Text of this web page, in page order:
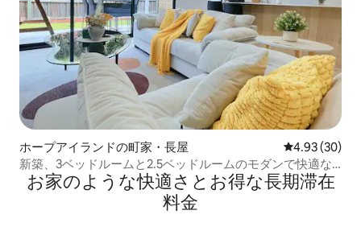
ホープアイランドの町家・長屋 レビュー30
4.93 (30)
新築、3ベッドルームと2.5ベッドルームのモダンで快適な
家、Wi-Fi、ガレージ。
お家のような快⁠適⁠さ⁠とお⁠得⁠な長⁠期⁠滞⁠在
料⁠金